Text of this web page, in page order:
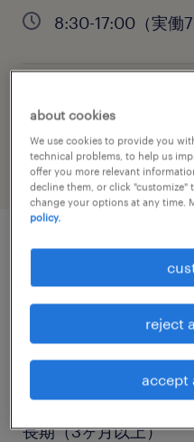
8:30-17:00（実働
job category
engineering
設備管理・マシンメン
勤務期間
長期（3ヶ月以上）
about cookies
We use cookies to provide you
technical problems, to help us
offer you more relevant
decline them, or click "customize"
change your options at any time.
policy.
reject
accept